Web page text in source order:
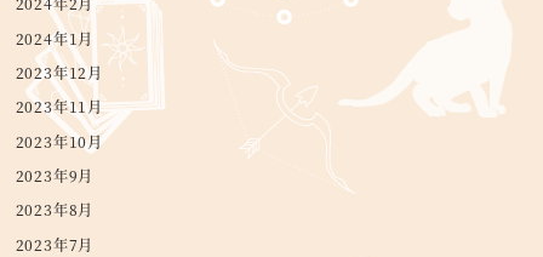
2024年1月
2023年12月
2023年11月
2023年10月
2023年9月
2023年8月
2023年7月